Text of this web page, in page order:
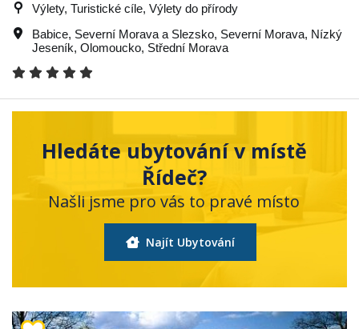
Výlety, Turistické cíle, Výlety do přírody
Babice, Severní Morava a Slezsko, Severní Morava, Nízký
Jeseník, Olomoucko, Střední Morava
Hledáte ubytování v místě
Řídeč?
Našli jsme pro vás to pravé místo
Najít Ubytování